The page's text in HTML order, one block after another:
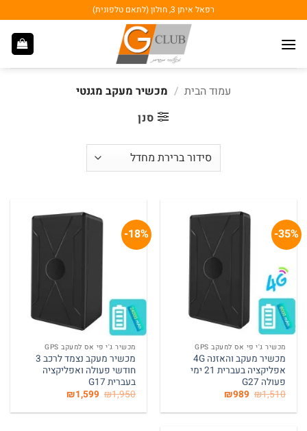
to
content
רפאל איתן 3, חולון (לתאם טלפונית)
עמוד הבית / מכשיר מעקב מגנטי
סנן
35%-
מכשיר ג'י פי אס למעקב GPS
מכשיר מעקב והאזנה 4G
אפליקציה בעברית 21 ימי
פעולה G27
₪1,510 המחיר
היה:
₪989 המחיר
הוא:
18%-
מכשיר ג'י פי אס למעקב GPS
מכשיר מעקב נצמד לרכב 3
חודשי פעולה ואפליקציה
בעברית G17
₪1,950 המחיר
המקורי
היה:
₪1,599 המחיר
הוא: